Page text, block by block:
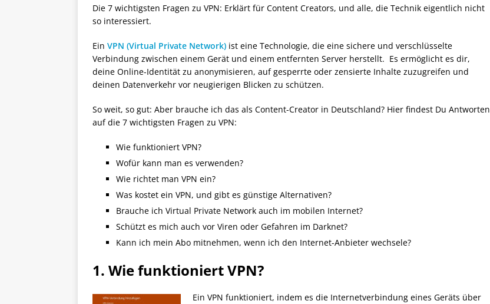
Die 7 wichtigsten Fragen zu VPN: Erklärt für Content Creators, und alle, die Technik eigentlich nicht
so interessiert.
Ein VPN (Virtual Private Network) ist eine Technologie, die eine sichere und verschlüsselte
Verbindung zwischen einem Gerät und einem entfernten Server herstellt. Es ermöglicht es dir,
deine Online-Identität zu anonymisieren, auf gesperrte oder zensierte Inhalte zuzugreifen und
deinen Datenverkehr vor neugierigen Blicken zu schützen.
So weit, so gut: Aber brauche ich das als Content-Creator in Deutschland? Hier findest Du Antworten
auf die 7 wichtigsten Fragen zu VPN:
Wie funktioniert VPN?
Wofür kann man es verwenden?
Wie richtet man VPN ein?
Was kostet ein VPN, und gibt es günstige Alternativen?
Brauche ich Virtual Private Network auch im mobilen Internet?
Schützt es mich auch vor Viren oder Gefahren im Darknet?
Kann ich mein Abo mitnehmen, wenn ich den Internet-Anbieter wechsele?
1. Wie funktioniert VPN?
Ein VPN funktioniert, indem es die Internetverbindung eines Geräts über